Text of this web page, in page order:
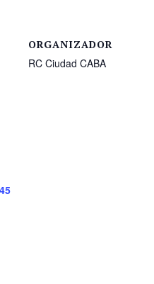
ORGANIZADOR
RC Ciudad CABA